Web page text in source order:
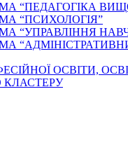
“ПЕДАГОГІКА
“ПСИХОЛОГІЯ”
“УПРАВЛІННЯ
ОСВІТИ,
КЛАСТЕРУ